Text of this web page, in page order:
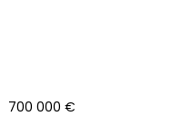
700 000 €